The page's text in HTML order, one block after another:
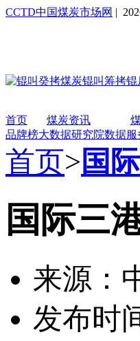
CCTD中国煤炭市场网 |
首页 煤炭资讯
品牌榜大数据研究院数据服
首页>国
国际三
来源：
发布时